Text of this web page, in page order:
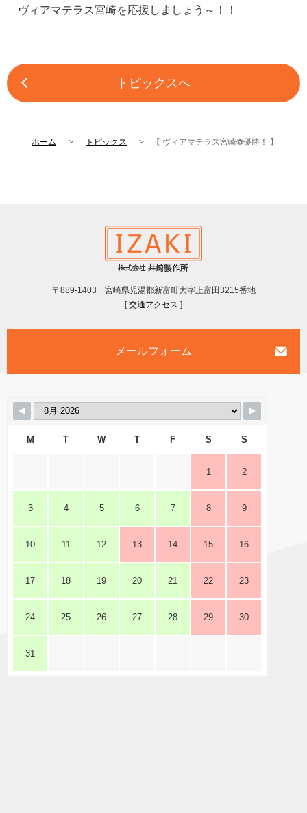
ヴィアマテラス宮崎を応援しましょう～！！
トピックスへ
ホーム トピックス 【 ヴィアマテラス宮崎⚽優勝！ 】
〒889-1403 宮崎県児湯郡新富町大字上富田3215番地
[交通アクセス ]
メールフォーム
M T W T F S S
1 2
3 4 5 6 7 8 9
10 11 12 13 14 15 16
17 18 19 20 21 22 23
24 25 26 27 28 29 30
31